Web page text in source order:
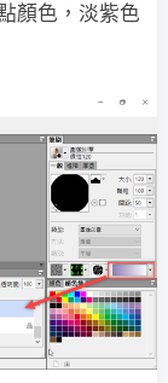
顏色，淡紫色